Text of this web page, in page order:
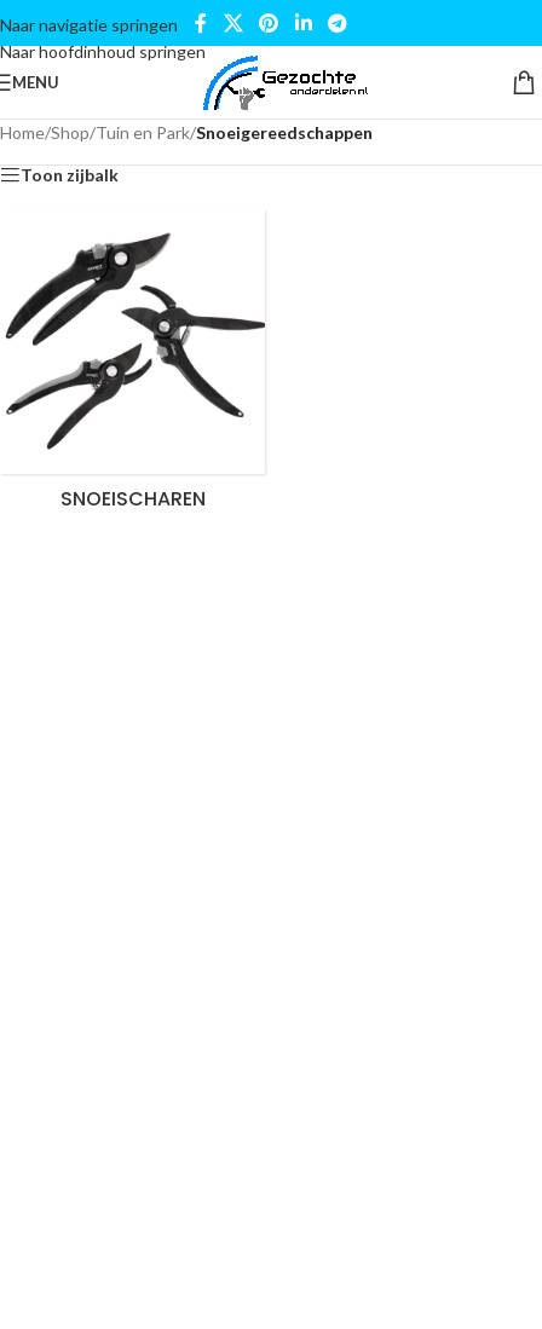
Naar navigatie springen
Naar hoofdinhoud springen
MENU
Home/Shop/Tuin en Park/Snoeigereedschappen
Toon zijbalk
SNOEISCHAREN